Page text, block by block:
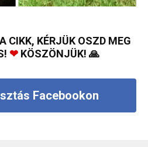
KÉRJÜK OSZD MEG
❤KÖSZÖNJÜK! 🙏
Facebookon